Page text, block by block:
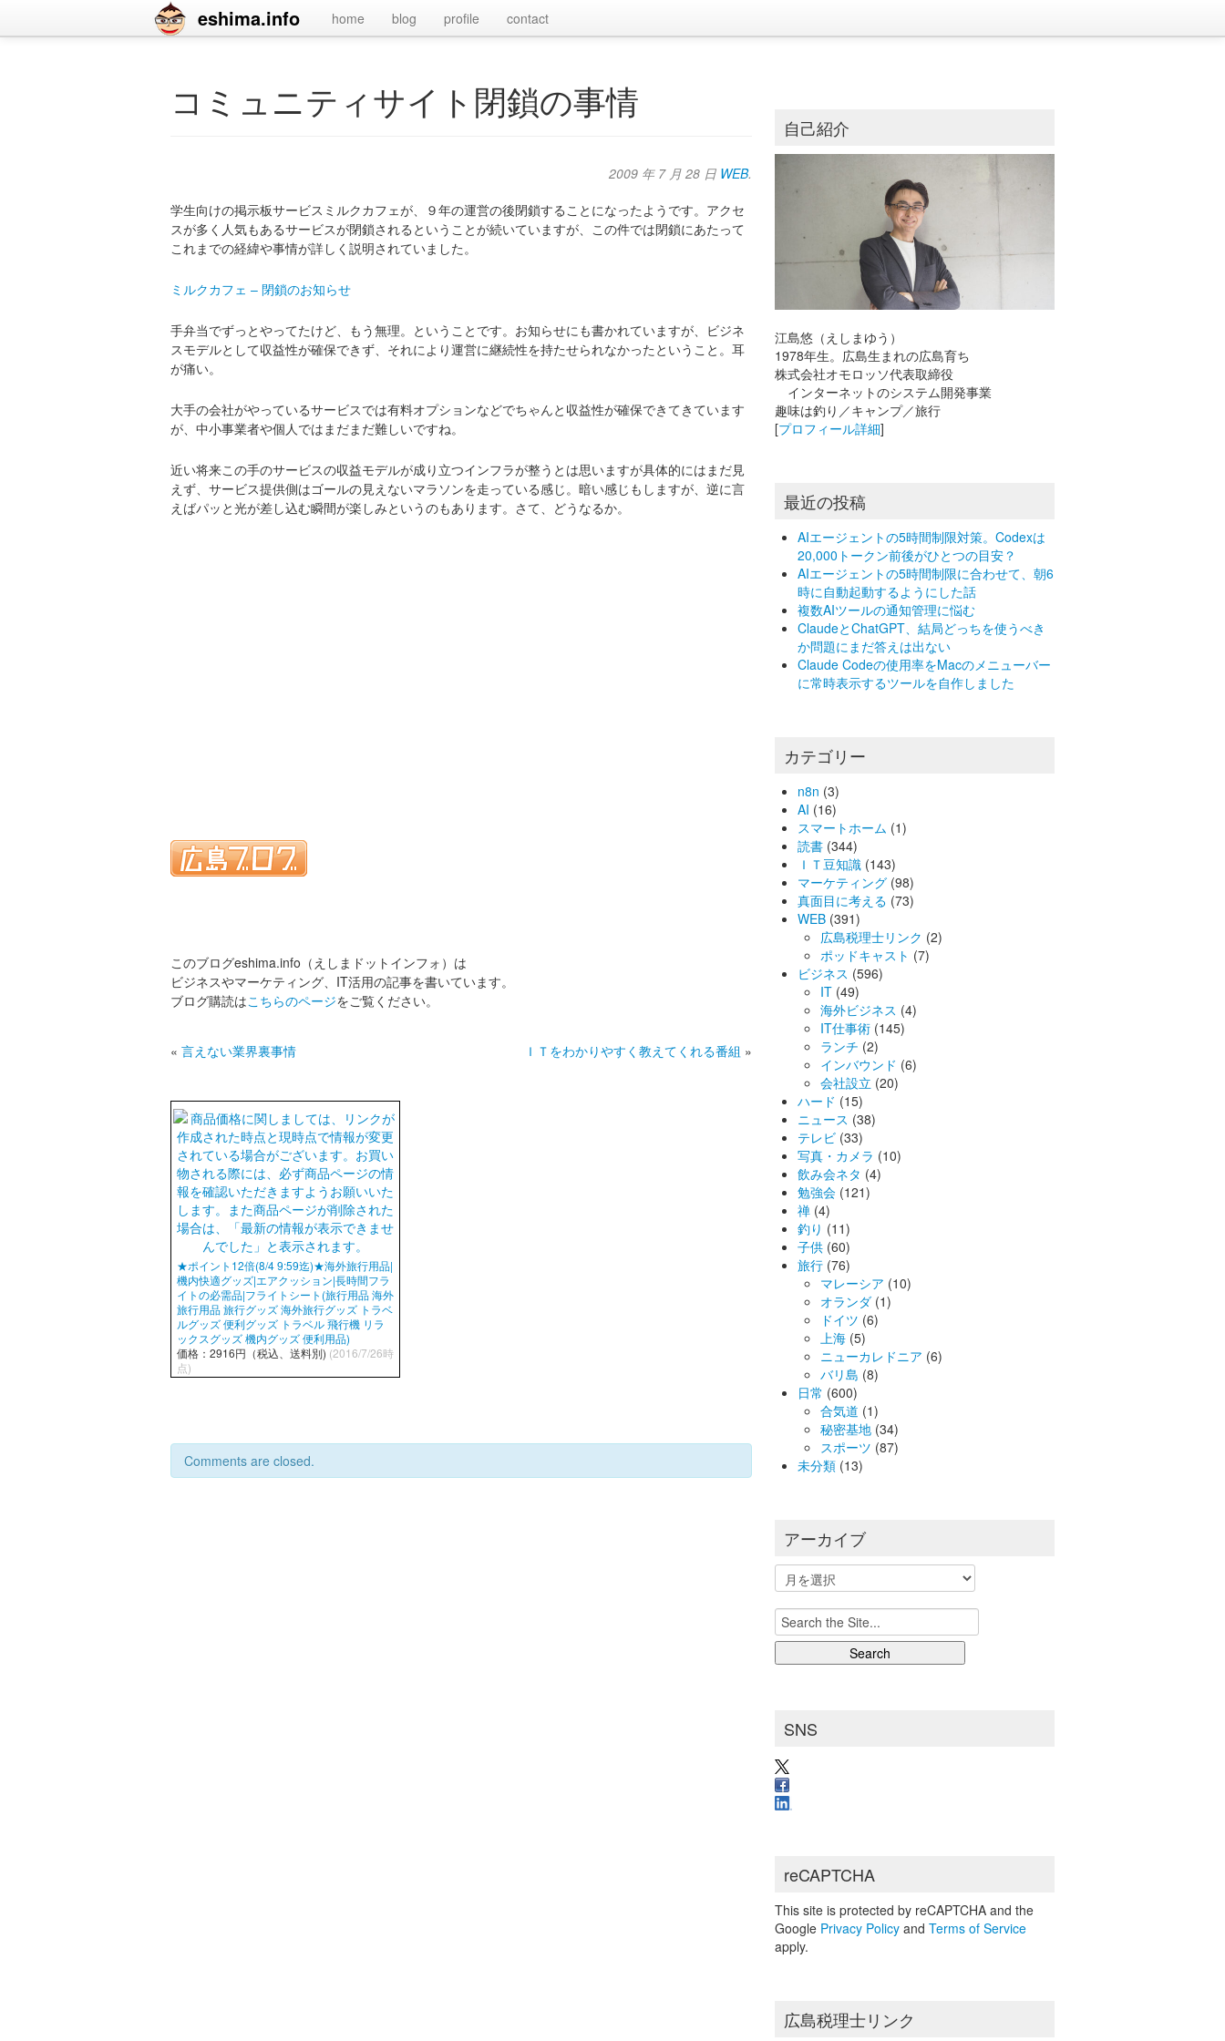
eshima.info home blog profile contact
コミュニティサイト閉鎖の事情
2009 年 7 月 28 日 WEB.
学生向けの掲示板サービスミルクカフェが、９年の運営の後閉鎖することになったようです。アクセ
スが多く人気もあるサービスが閉鎖されるということが続いていますが、この件では閉鎖にあたって
これまでの経緯や事情が詳しく説明されていました。
ミルクカフェ – 閉鎖のお知らせ
手弁当でずっとやってたけど、もう無理。ということです。お知らせにも書かれていますが、ビジネ
スモデルとして収益性が確保できず、それにより運営に継続性を持たせられなかったということ。耳
が痛い。
大手の会社がやっているサービスでは有料オプションなどでちゃんと収益性が確保できてきています
が、中小事業者や個人ではまだまだ難しいですね。
近い将来この手のサービスの収益モデルが成り立つインフラが整うとは思いますが具体的にはまだ見
えず、サービス提供側はゴールの見えないマラソンを走っている感じ。暗い感じもしますが、逆に言
えばパッと光が差し込む瞬間が楽しみというのもあります。さて、どうなるか。
このブログeshima.info（えしまドットインフォ）は
ビジネスやマーケティング、IT活用の記事を書いています。
ブログ購読はこちらのページをご覧ください。
« 言えない業界裏事情 ＩＴをわかりやすく教えてくれる番組 »
★ポイント12倍(8/4 9:59迄)★海外旅行用品|
機内快適グッズ|エアクッション|長時間フラ
イトの必需品|フライトシート(旅行用品 海外
旅行用品 旅行グッズ 海外旅行グッズ トラベ
ルグッズ 便利グッズ トラベル 飛行機 リラ
ックスグッズ 機内グッズ 便利用品)
価格：2916円（税込、送料別) (2016/7/26時
点)
Comments are closed.
自己紹介
江島悠（えしまゆう）
1978年生。広島生まれの広島育ち
株式会社オモロッソ代表取締役
インターネットのシステム開発事業
趣味は釣り／キャンプ／旅行
[プロフィール詳細]
最近の投稿
AIエージェントの5時間制限対策。Codexは
20,000トークン前後がひとつの目安？
AIエージェントの5時間制限に合わせて、朝6
時に自動起動するようにした話
複数AIツールの通知管理に悩む
ClaudeとChatGPT、結局どっちを使うべき
か問題にまだ答えは出ない
Claude Codeの使用率をMacのメニューバー
に常時表示するツールを自作しました
カテゴリー
n8n (3)
AI (16)
スマートホーム (1)
読書 (344)
ＩＴ豆知識 (143)
マーケティング (98)
真面目に考える (73)
WEB (391)
広島税理士リンク (2)
ポッドキャスト (7)
ビジネス (596)
IT (49)
海外ビジネス (4)
IT仕事術 (145)
ランチ (2)
インバウンド (6)
会社設立 (20)
ハード (15)
ニュース (38)
テレビ (33)
写真・カメラ (10)
飲み会ネタ (4)
勉強会 (121)
禅 (4)
釣り (11)
子供 (60)
旅行 (76)
マレーシア (10)
オランダ (1)
ドイツ (6)
上海 (5)
ニューカレドニア (6)
バリ島 (8)
日常 (600)
合気道 (1)
秘密基地 (34)
スポーツ (87)
未分類 (13)
アーカイブ
ー
カ
イ
ブ
Search
for:
SNS
reCAPTCHA
This site is protected by reCAPTCHA and the
Google Privacy Policy andTerms of Service
apply.
広島税理士リンク